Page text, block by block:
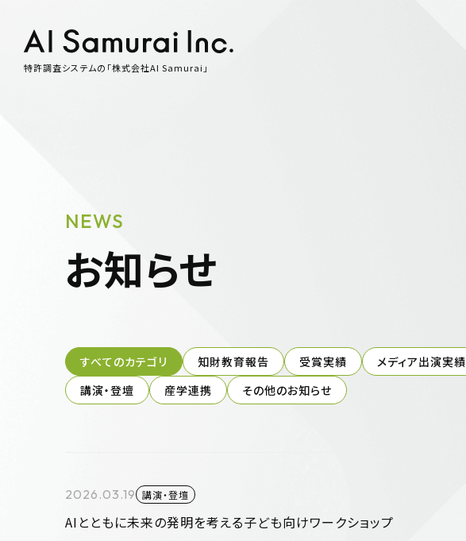
特許調査システムの「株式会社AI Samurai」
お知らせ
NEWS
すべてのカテゴリ 知財教育報告 受賞実績 メディア出演実績
講演・登壇
産学連携 その他のお知らせ
2026.03.19 講演・登壇
AIとともに未来の発明を考える子ども向けワークショップ